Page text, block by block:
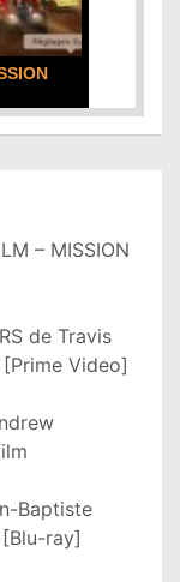
du
– MISSION
de Travis
Video]
Baptiste
ray]